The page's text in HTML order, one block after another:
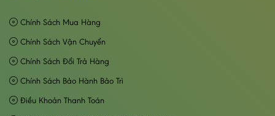
Chính Sách Mua Hàng
Chính Sách Vận Chuyển
Chính Sách Đổi Trả Hàng
Chính Sách Bảo Hành Bảo Trì
Điều Khoản Thanh Toán